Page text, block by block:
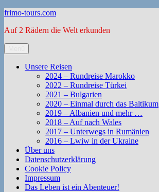
Zum
springen
frimo-tours.com
Auf 2 Rädern die Welt erkunden
Unsere Reisen
2024 – Rundreise Marokko
2022 – Rundreise Türkei
2021 – Bulgarien
2020 – Einmal durch das Baltikum
2019 – Albanien und mehr …
2018 – Auf nach Wales
2017 – Unterwegs in Rumänien
2016 – Lwiw in der Ukraine
Über uns
Datenschutzerklärung
Cookie Policy
Impressum
Das Leben ist ein Abenteuer!